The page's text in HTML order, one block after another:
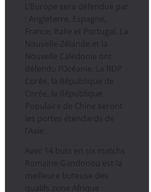
L’Europe sera défendue par
: Angleterre, Espagne,
France, Italie et Portugal. La
Nouvelle-Zélande et la
Nouvelle Calédonie ont
défendu l’Océanie. La RDP
Corée, la République de
Corée, la République
Populaire de Chine seront
les portes étendards de
l’Asie.
Avec 14 buts en six matchs
Romaine Gandonou est la
meilleure buteuse des
qualifs zone Afrique .